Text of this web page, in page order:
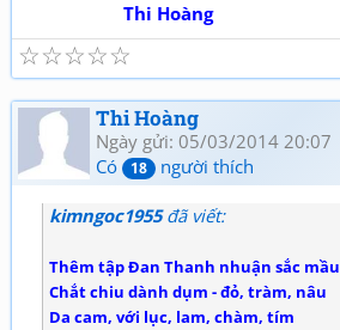
Thi Hoàng
☆
☆
☆
☆
☆
Thi Hoàng
Ngày gửi: 05/03/2014 20:07
Có
18 người thích
kimngoc1955đã viết:
Thêm tập Đan Thanh nhuận sắc mầu
Chắt chiu dành dụm - đỏ, tràm, nâu
Da cam, với lục, lam, chàm, tím